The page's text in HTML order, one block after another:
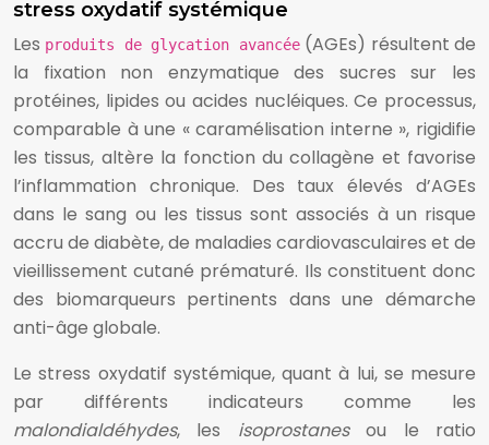
stress oxydatif systémique
Les produits de glycation avancée(AGEs) résultent de
la fixation non enzymatique des sucres sur les
protéines, lipides ou acides nucléiques. Ce processus,
comparable à une « caramélisation interne », rigidifie
les tissus, altère la fonction du collagène et favorise
l’inflammation chronique. Des taux élevés d’AGEs
dans le sang ou les tissus sont associés à un risque
accru de diabète, de maladies cardiovasculaires et de
vieillissement cutané prématuré. Ils constituent donc
des biomarqueurs pertinents dans une démarche
anti-âge globale.
Le stress oxydatif systémique, quant à lui, se mesure
par différents indicateurs comme les
malondialdéhydes, les isoprostanesou le ratio